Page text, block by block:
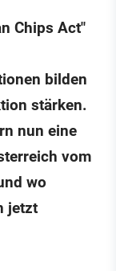
Chips Act"
bilden
stärken.
nun eine
vom
wo
jetzt